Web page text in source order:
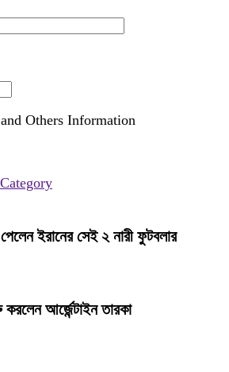
Others Information
ইরানের সেই ২ নারী ফুটবলার
আর্জেন্টাইন তারকা